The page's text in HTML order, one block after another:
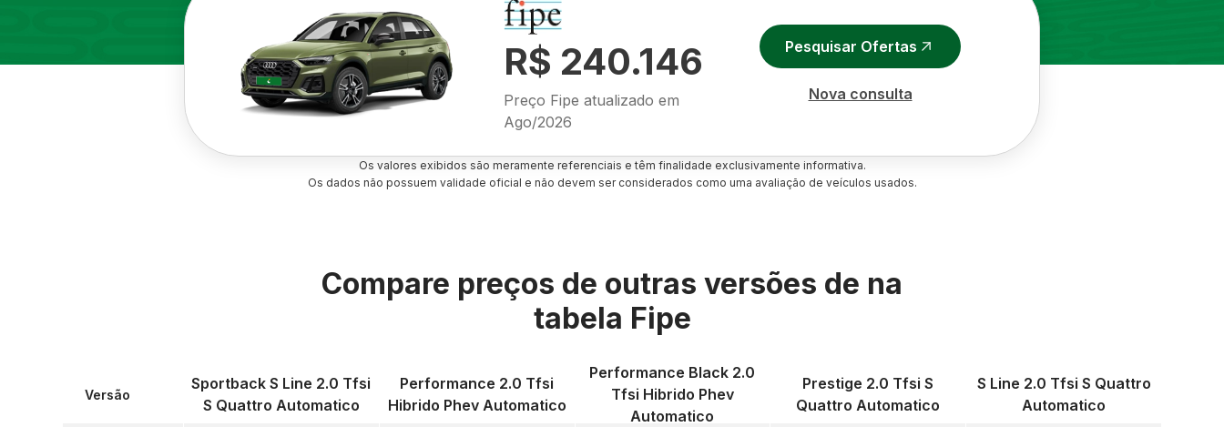
R$ 240.146
Preço Fipe atualizado em
Ago/2026
Pesquisar Ofertas
Nova consulta
Os valores exibidos são meramente referenciais e têm finalidade exclusivamente informativa.
Os dados não possuem validade oficial e não devem ser considerados como uma avaliação de veículos usados.
Compare preços de outras versões de na
tabela Fipe
Versão
Sportback S Line 2.0 Tfsi
S Quattro Automatico
Performance 2.0 Tfsi
Hibrido Phev Automatico
Performance Black 2.0
Tfsi Hibrido Phev
Automatico
Prestige 2.0 Tfsi S
Quattro Automatico
S Line 2.0 Tfsi S Quattro
Automatico